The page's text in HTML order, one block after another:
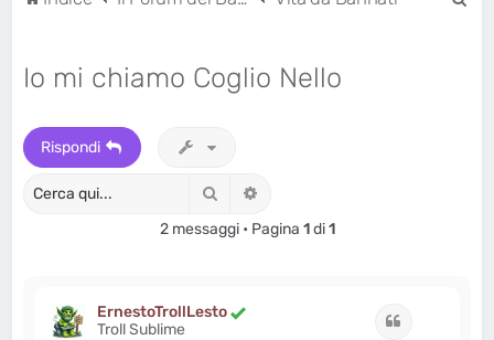
Io mi chiamo Coglio Nello
Rispondi
Cerca
2 messaggi • Pagina 1di1
ErnestoTrollLesto
Troll Sublime